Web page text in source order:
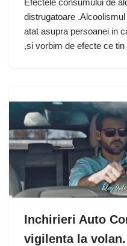
distrugatoare
atat asupra persoanei in
,si vorbim de efecte ce
Inchirieri Auto
vigilenta la volan.